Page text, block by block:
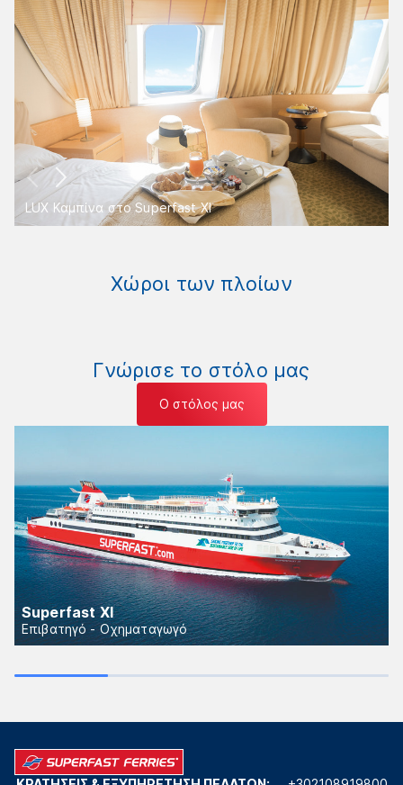
LUX Καμπίνα στο Superfast XI
Χώροι των πλοίων
Γνώρισε το στόλο μας
Ο στόλος μας
Superfast XI
Επιβατηγό - Οχηματαγωγό